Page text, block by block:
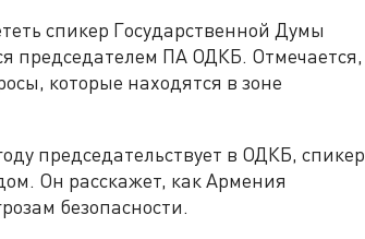
спикер Государственной Думы
председателем ПА ОДКБ. Отмечается,
которые находятся в зоне
председательствует в ОДКБ, спикер
Он расскажет, как Армения
безопасности.